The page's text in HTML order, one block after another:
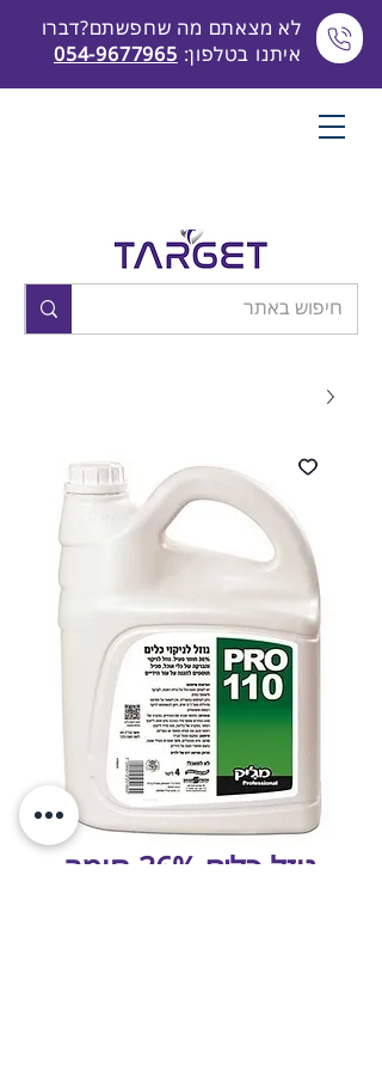
לא מצאתם מה שחפשתם?דברו
איתנו בטלפון: 054-9677965
נוזל כלים 36% חומר